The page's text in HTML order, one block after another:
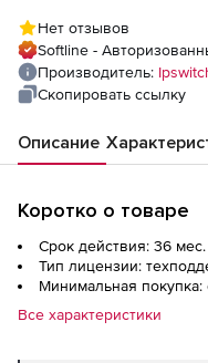
Нет отзывов
Softline -
Производитель:
Скопировать ссылку
Описание
Коротко о товаре
Срок действия: 36 мес.
Тип лицензии:
Минимальная покупка:
Все характеристики